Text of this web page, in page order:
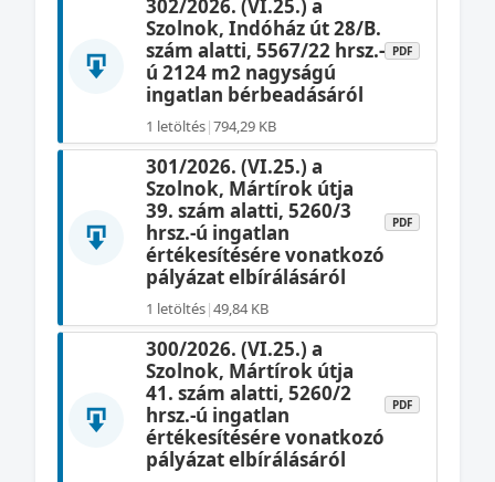
302/2026. (VI.25.) a
Szolnok, Indóház út 28/B.
szám alatti, 5567/22 hrsz.-
ú 2124 m2 nagyságú
ingatlan bérbeadásáról
PDF
1 letöltés|794,29 KB
301/2026. (VI.25.) a
Szolnok, Mártírok útja
39. szám alatti, 5260/3
hrsz.-ú ingatlan
értékesítésére vonatkozó
pályázat elbírálásáról
PDF
1 letöltés|49,84 KB
300/2026. (VI.25.) a
Szolnok, Mártírok útja
41. szám alatti, 5260/2
hrsz.-ú ingatlan
értékesítésére vonatkozó
pályázat elbírálásáról
PDF